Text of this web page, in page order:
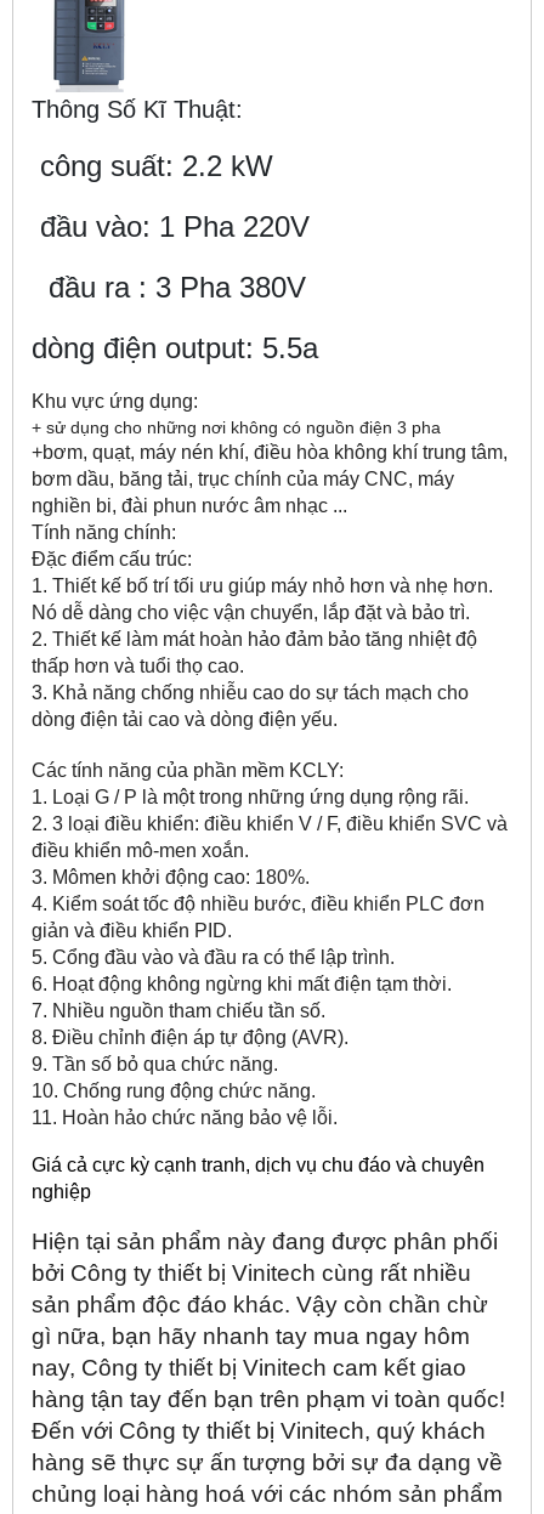
Thông Số Kĩ Thuật:
công suất: 2.2 kW
đầu vào: 1 Pha 220V
đầu ra : 3 Pha 380V
dòng điện output: 5.5a
Khu vực ứng dụng:
+ sử dụng cho những nơi không có nguồn điện 3 pha
+bơm, quạt, máy nén khí, điều hòa không khí trung tâm,
bơm dầu, băng tải, trục chính của máy CNC, máy
nghiền bi, đài phun nước âm nhạc ...
Tính năng chính:
Đặc điểm cấu trúc:
1. Thiết kế bố trí tối ưu giúp máy nhỏ hơn và nhẹ hơn.
Nó dễ dàng cho việc vận chuyển, lắp đặt và bảo trì.
2. Thiết kế làm mát hoàn hảo đảm bảo tăng nhiệt độ
thấp hơn và tuổi thọ cao.
3. Khả năng chống nhiễu cao do sự tách mạch cho
dòng điện tải cao và dòng điện yếu.
Các tính năng của phần mềm KCLY:
1. Loại G / P là một trong những ứng dụng rộng rãi.
2. 3 loại điều khiển: điều khiển V / F, điều khiển SVC và
điều khiển mô-men xoắn.
3. Mômen khởi động cao: 180%.
4. Kiểm soát tốc độ nhiều bước, điều khiển PLC đơn
giản và điều khiển PID.
5. Cổng đầu vào và đầu ra có thể lập trình.
6. Hoạt động không ngừng khi mất điện tạm thời.
7. Nhiều nguồn tham chiếu tần số.
8. Điều chỉnh điện áp tự động (AVR).
9. Tần số bỏ qua chức năng.
10. Chống rung động chức năng.
11. Hoàn hảo chức năng bảo vệ lỗi.
Giá cả cực kỳ cạnh tranh, dịch vụ chu đáo và chuyên
nghiệp
Hiện tại sản phẩm này đang được phân phối
bởi Công ty thiết bị Vinitech cùng rất nhiều
sản phẩm độc đáo khác. Vậy còn chần chừ
gì nữa, bạn hãy nhanh tay mua ngay hôm
nay, Công ty thiết bị Vinitech cam kết giao
hàng tận tay đến bạn trên phạm vi toàn quốc!
Đến với Công ty thiết bị Vinitech, quý khách
hàng sẽ thực sự ấn tượng bởi sự đa dạng về
chủng loại hàng hoá với các nhóm sản phẩm